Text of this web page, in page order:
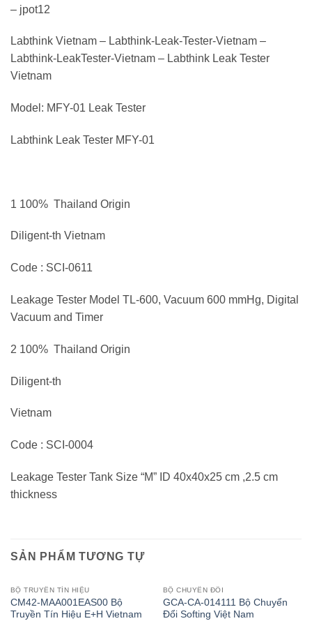
– jpot12
Labthink Vietnam – Labthink-Leak-Tester-Vietnam –
Labthink-LeakTester-Vietnam – Labthink Leak Tester
Vietnam
Model: MFY-01 Leak Tester
Labthink Leak Tester MFY-01
1 100% Thailand Origin
Diligent-th Vietnam
Code : SCI-0611
Leakage Tester Model TL-600, Vacuum 600 mmHg, Digital
Vacuum and Timer
2 100% Thailand Origin
Diligent-th
Vietnam
Code : SCI-0004
Leakage Tester Tank Size “M” ID 40x40x25 cm ,2.5 cm
thickness
SẢN PHẨM TƯƠNG TỰ
BỘ TRUYỀN TÍN HIỆU
CM42-MAA001EAS00 Bộ
Truyền Tín Hiệu E+H Vietnam
BỘ CHUYỂN ĐỔI
GCA-CA-014111 Bộ Chuyển
Đổi Softing Việt Nam